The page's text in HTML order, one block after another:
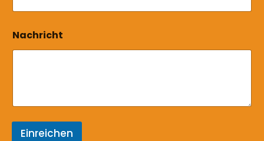
m
Nachricht
Einreichen